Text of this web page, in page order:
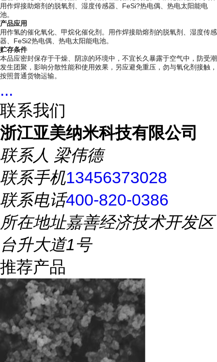
用作焊接助熔剂的脱氧剂、湿度传感器、FeSi?热电偶、热电太阳能电
池。
产品应用
用作氢的催化氧化、甲烷化催化剂。用作焊接助熔剂的脱氧剂、湿度传感
器、FeSi2热电偶、热电太阳能电池。
贮存条件
本品应密封保存于干燥、阴凉的环境中，不宜长久暴露于空气中，防受潮
发生团聚，影响分散性能和使用效果，另应避免重压，勿与氧化剂接触，
按照普通货物运输。
...
联系我们
浙江亚美纳米科技有限公司
联系人 梁伟德
联系手机13456373028
联系电话400-820-0386
所在地址嘉善经济技术开发区
台升大道1号
推荐产品